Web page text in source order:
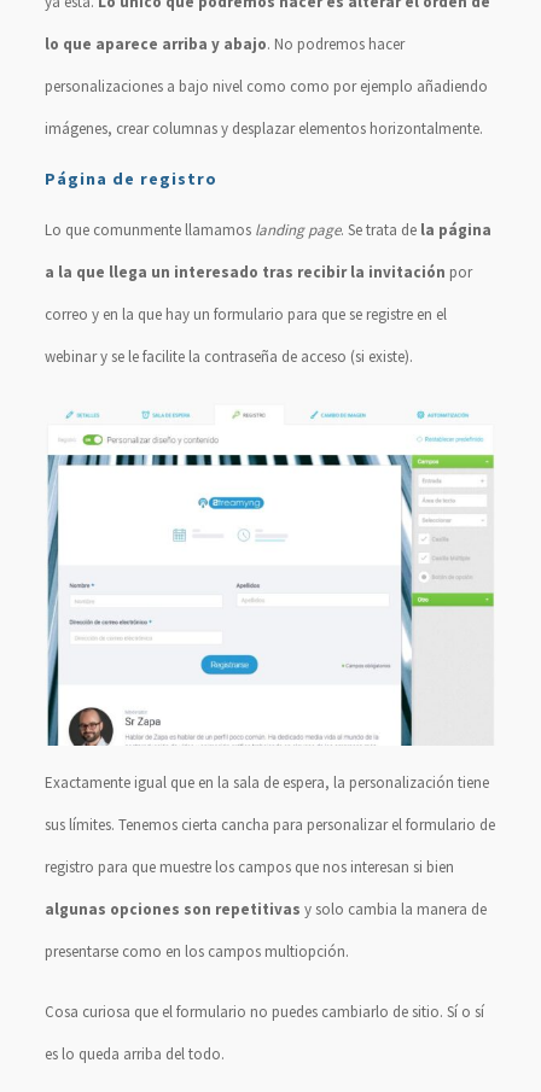
lo que aparece arriba y abajo. No podremos hacer
personalizaciones a bajo nivel como como por ejemplo añadiendo
imágenes, crear columnas y desplazar elementos horizontalmente.
Página de registro
Lo que comunmente llamamos landing page. Se trata de la página
a la que llega un interesado tras recibir la invitación por
correo y en la que hay un formulario para que se registre en el
webinar y se le facilite la contraseña de acceso (si existe).
Exactamente igual que en la sala de espera, la personalización tiene
sus límites. Tenemos cierta cancha para personalizar el formulario de
registro para que muestre los campos que nos interesan si bien
algunas opciones son repetitivas y solo cambia la manera de
presentarse como en los campos multiopción.
Cosa curiosa que el formulario no puedes cambiarlo de sitio. Sí o sí
es lo queda arriba del todo.